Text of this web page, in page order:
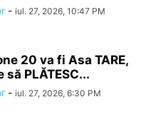
- iul. 27, 2026, 10:47 PM
20 va fi Asa TARE,
să PLĂTESC...
- iul. 27, 2026, 6:30 PM